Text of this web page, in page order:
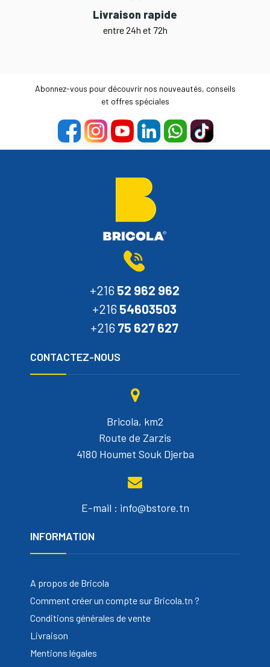
Livraison rapide
entre 24h et 72h
Abonnez-vous pour découvrir nos nouveautés, conseils
et offres spéciales
+216 52 962 962
+216 54603503
+216 75 627 627
CONTACTEZ-NOUS
Bricola, km2
Route de Zarzis
4180 Houmet Souk Djerba
E-mail : info@bstore.tn
INFORMATION
A propos de Bricola
Comment créer un compte sur Bricola.tn ?
Conditions générales de vente
Livraison
Mentions légales